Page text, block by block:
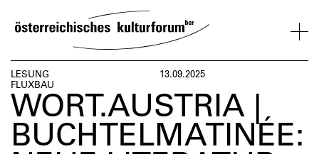
TO
VERANSTALTUNGEN KOSMOS BESUCH
VERANSTALTUNGEN
BESUCH
ÜBER
UNS
LESUNG
FLUXBAU
13.09.2025
WORT.AUSTRIA |
BUCHTELMATINÉE: